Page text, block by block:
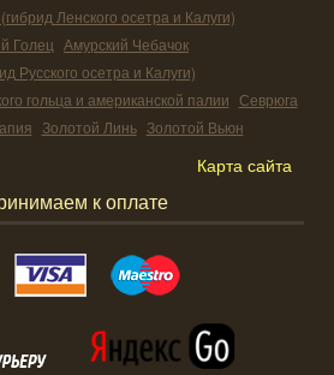
Ленского осетра и Калуги)
Голец Амурский Чебачок
Русского осетра и Калуги)
гольца и американской палии Севрюга
Золотой Линь Золотой Вьюн
Карта сайта
к оплате